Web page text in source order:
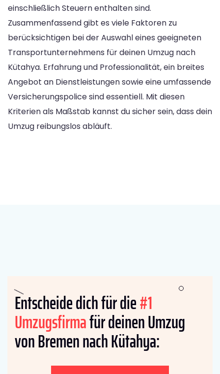
einschließlich Steuern enthalten sind.
Zusammenfassend gibt es viele Faktoren zu
berücksichtigen bei der Auswahl eines geeigneten
Transportunternehmens für deinen Umzug nach
Kütahya. Erfahrung und Professionalität, ein breites
Angebot an Dienstleistungen sowie eine umfassende
Versicherungspolice sind essentiell. Mit diesen
Kriterien als Maßstab kannst du sicher sein, dass dein
Umzug reibungslos abläuft.
Entscheide dich für die#1
Umzugsfirmafür deinen Umzug
von Bremen nach Kütahya: